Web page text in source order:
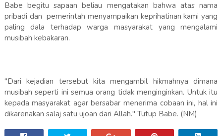
Babe begitu sapaan beliau mengatakan bahwa atas nama
pribadi dan pemerintah menyampaikan keprihatinan kami yang
paling dala terhadap warga masyarakat yang mengalami
musibah kebakaran.
"Dari kejadian tersebut kita mengambil hikmahnya dimana
musibah seperti ini semua orang tidak menginginkan. Untuk itu
kepada masyarakat agar bersabar menerima cobaan ini, hal ini
dikarenakan salaj satu ujoan dari Allah." Tutup Babe. (NM)